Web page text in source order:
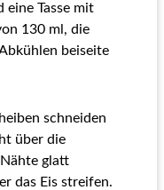
eine Tasse mit
130 ml, die
beiseite
schneiden
über die
glatt
das Eis streifen.